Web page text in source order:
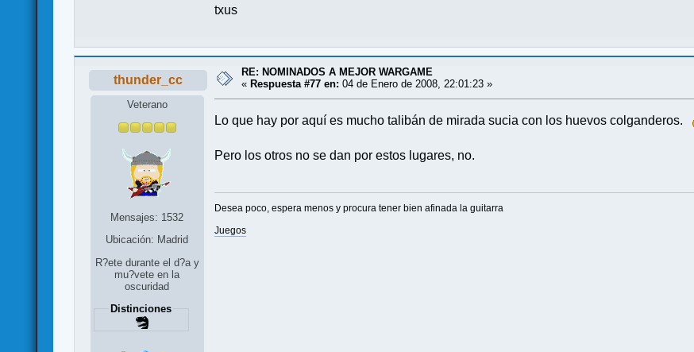
txus
thunder_cc
Veterano
Mensajes: 1532
Ubicación: Madrid
R?ete durante el d?a y
mu?vete en la
oscuridad
Distinciones
RE: NOMINADOS A MEJOR WARGAME
«Respuesta #77 en: 04 de Enero de 2008, 22:01:23 »
Lo que hay por aquí es mucho talibán de mirada sucia con los huevos colganderos.
Pero los otros no se dan por estos lugares, no.
Desea poco, espera menos y procura tener bien afinada la guitarra
Juegos